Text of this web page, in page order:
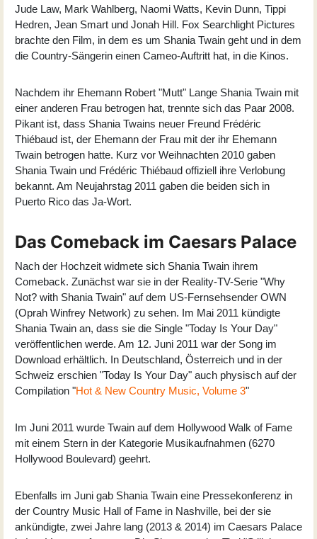
Jude Law, Mark Wahlberg, Naomi Watts, Kevin Dunn, Tippi
Hedren, Jean Smart und Jonah Hill. Fox Searchlight Pictures
brachte den Film, in dem es um Shania Twain geht und in dem
die Country-Sängerin einen Cameo-Auftritt hat, in die Kinos.
Nachdem ihr Ehemann Robert "Mutt" Lange Shania Twain mit
einer anderen Frau betrogen hat, trennte sich das Paar 2008.
Pikant ist, dass Shania Twains neuer Freund Frédéric
Thiébaud ist, der Ehemann der Frau mit der ihr Ehemann
Twain betrogen hatte. Kurz vor Weihnachten 2010 gaben
Shania Twain und Frédéric Thiébaud offiziell ihre Verlobung
bekannt. Am Neujahrstag 2011 gaben die beiden sich in
Puerto Rico das Ja-Wort.
Das Comeback im Caesars Palace
Nach der Hochzeit widmete sich Shania Twain ihrem
Comeback. Zunächst war sie in der Reality-TV-Serie "Why
Not? with Shania Twain" auf dem US-Fernsehsender OWN
(Oprah Winfrey Network) zu sehen. Im Mai 2011 kündigte
Shania Twain an, dass sie die Single "Today Is Your Day"
veröffentlichen werde. Am 12. Juni 2011 war der Song im
Download erhältlich. In Deutschland, Österreich und in der
Schweiz erschien "Today Is Your Day" auch physisch auf der
Compilation "Hot & New Country Music, Volume 3"
Im Juni 2011 wurde Twain auf dem Hollywood Walk of Fame
mit einem Stern in der Kategorie Musikaufnahmen (6270
Hollywood Boulevard) geehrt.
Ebenfalls im Juni gab Shania Twain eine Pressekonferenz in
der Country Music Hall of Fame in Nashville, bei der sie
ankündigte, zwei Jahre lang (2013 & 2014) im Caesars Palace